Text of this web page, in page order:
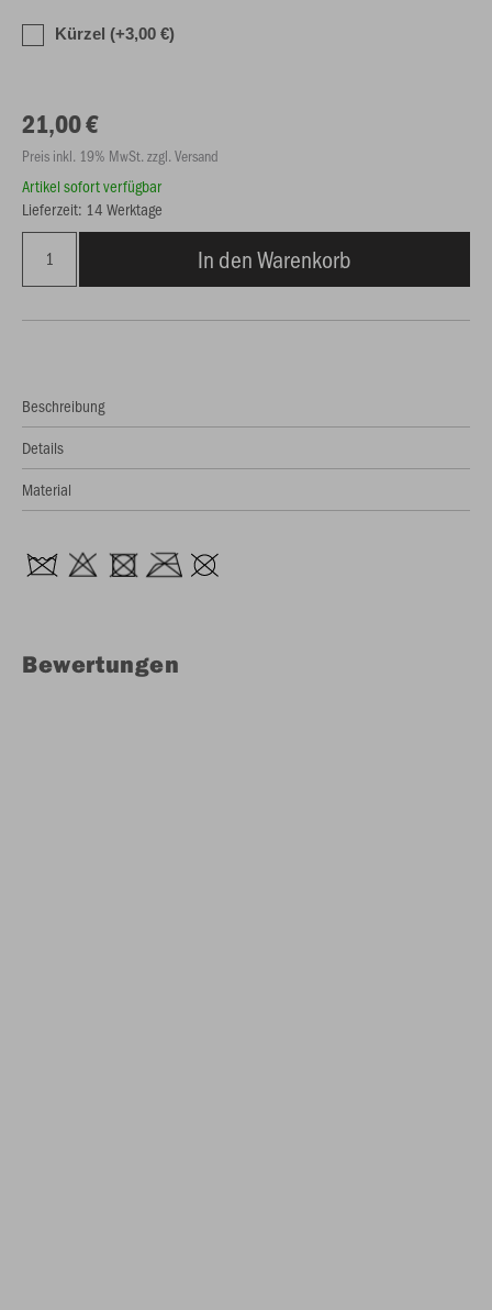
Kürzel (+3,00 €)
21,00 €
Preis inkl. 19% MwSt. zzgl. Versand
Artikel sofort verfügbar
Lieferzeit: 14 Werktage
In den Warenkorb
Beschreibung
Details
Material
Bewertungen